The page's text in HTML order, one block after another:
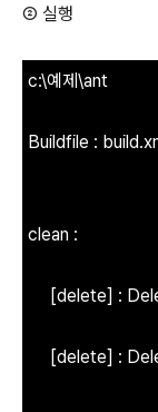
② 실행
c:\예제\ant
Buildfile :
clean :
[delete] :
[delete] :